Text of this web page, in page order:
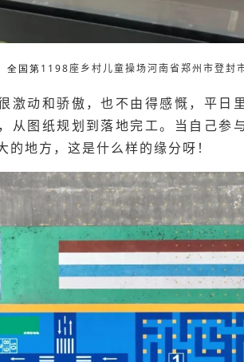
全国第1198座乡村儿童操场河南省郑州市登封
激动和骄傲，也不由得感慨，平日
从图纸规划到落地完工。当自己参
的地方，这是什么样的缘分呀！